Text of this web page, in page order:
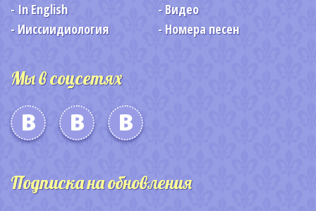
In English
Видео
Ииссиидиология
Номера песен
Мы в соцсетях
Подписка на обновления